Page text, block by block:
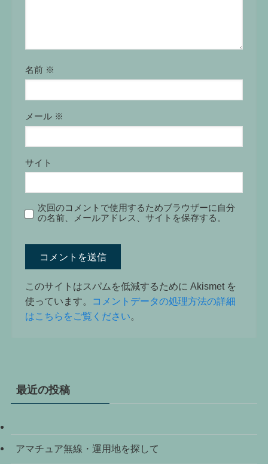
名前 ※
メール ※
サイト
次回のコメントで使用するためブラウザーに自分
の名前、メールアドレス、サイトを保存する。
このサイトはスパムを低減するために Akismet を
使っています。
コメントデータの処理方法の詳細
はこちらをご覧ください。
最近の投稿
アマチュア無線・運用地を探して